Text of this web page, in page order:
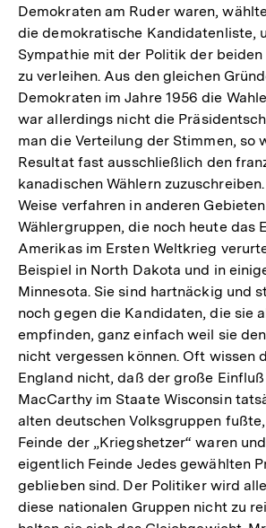
Demokraten am Ruder waren,
die demokratische Kandidatenliste,
Sympathie mit der Politik der
zu verleihen. Aus den gleichen
Demokraten im Jahre 1956 die
war allerdings nicht die
man die Verteilung der Stimmen, so
Resultat fast ausschließlich den
kanadischen Wählern
Weise verfahren in anderen
Wählergruppen, die noch heute das
Amerikas im Ersten Weltkrieg
Beispiel in North Dakota und in
Minnesota. Sie sind hartnäckig und
noch gegen die Kandidaten, die sie
empfinden, ganz einfach weil sie
nicht vergessen können. Oft wissen
England nicht, daß der große
MacCarthy im Staate Wisconsin
alten deutschen Volksgruppen
Feinde der „Kriegshetzer“ waren
eigentlich Feinde Jedes gewählten
geblieben sind. Der Politiker wird
diese nationalen Gruppen nicht zu